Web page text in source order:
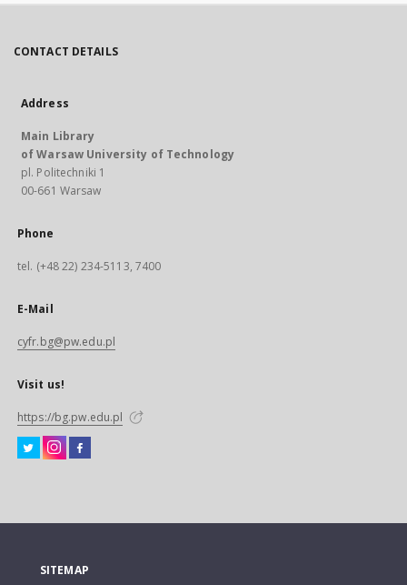
CONTACT DETAILS
Address
Main Library
of Warsaw University of Technology
pl. Politechniki 1
00-661 Warsaw
Phone
tel. (+48 22) 234-5113, 7400
E-Mail
cyfr.bg@pw.edu.pl
Visit us!
https://bg.pw.edu.pl
SITEMAP